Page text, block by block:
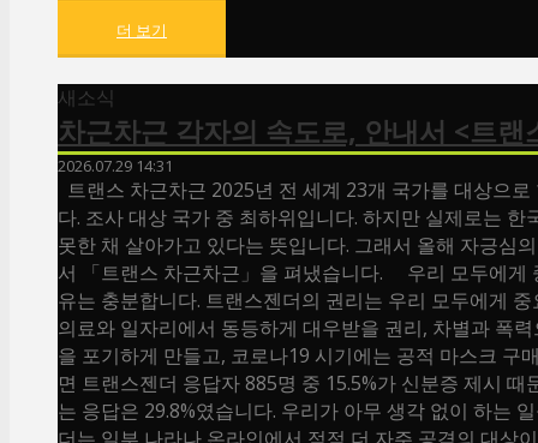
더 보기
새소식
차근차근 각자의 속도로, 안내서 <트랜
2026.07.29 14:31
트랜스 차근차근 2025년 전 세계 23개 국가를 대상으
다. 조사 대상 국가 중 최하위입니다. 하지만 실제로는
못한 채 살아가고 있다는 뜻입니다. 그래서 올해 자긍심
서 「트랜스 차근차근」을 펴냈습니다. 우리 모두에게
유는 충분합니다. 트랜스젠더의 권리는 우리 모두에게
의료와 일자리에서 동등하게 대우받을 권리, 차별과 폭
을 포기하게 만들고, 코로나19 시기에는 공적 마스크 구
면 트랜스젠더 응답자 885명 중 15.5%가 신분증 제시
는 응답은 29.8%였습니다. 우리가 아무 생각 없이 하는
더는 일부 나라나 온라인에서 점점 더 자주 공격의 대상